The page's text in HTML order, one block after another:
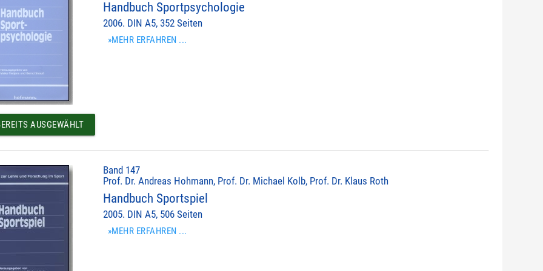
Handbuch Sportpsychologie
2006. DIN A5, 352 Seiten
»MEHR ERFAHREN ...
AUSGEWÄHLT
Band 147
Prof. Dr. Andreas Hohmann, Prof. Dr. Michael Kolb, Prof. Dr. Klaus Roth
Handbuch Sportspiel
2005. DIN A5, 506 Seiten
»MEHR ERFAHREN ...